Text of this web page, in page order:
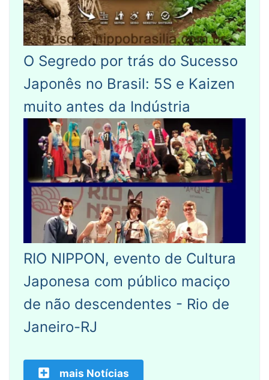
O Segredo por trás do Sucesso
Japonês no Brasil: 5S e Kaizen
muito antes da Indústria
RIO NIPPON, evento de Cultura
Japonesa com público maciço
de não descendentes - Rio de
Janeiro-RJ
mais Notícias